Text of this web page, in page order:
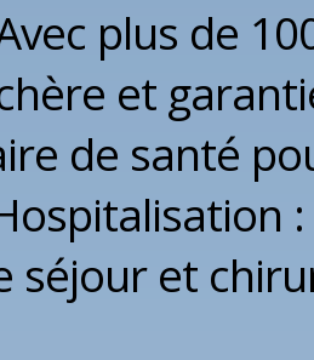
plus de
et
de santé
séjour et